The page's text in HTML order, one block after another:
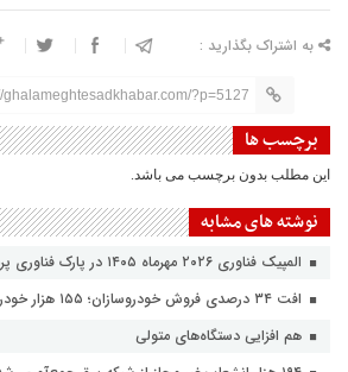
به اشتراک بگذارید :
ghalameghtesadkhabar.com/?p=5127
برچسب ها
این مطلب بدون برچسب می باشد.
نوشته های مشابه
المپیک فناوری ۲۰۲۶ مهرماه ۱۴۰۵ در پارک فناوری پردیس برگزار می‌شود
افت ۳۴ درصدی فروش خودروسازان؛ ۱۵۵ هزار خودرو در چهار ماه فروخته شد
هم افزایی دستگاه‌های متولی